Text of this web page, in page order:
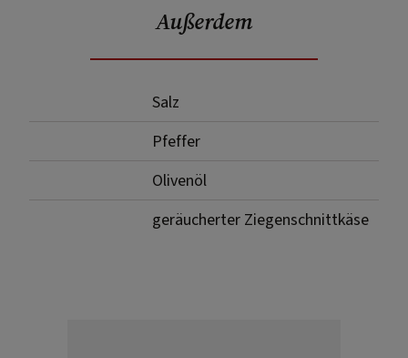
Außerdem
Salz
Pfeffer
Olivenöl
geräucherter Ziegenschnittkäse